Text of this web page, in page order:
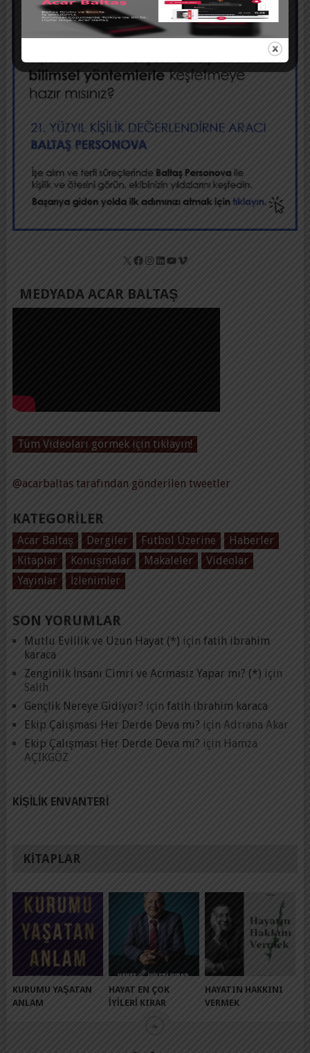
X Facebook
Instagram
LinkedIn
YouTube
Vimeo
MEDYADA ACAR BALTAŞ
Tüm Videoları görmek için tıklayın!
@acarbaltas tarafından gönderilen tweetler
KATEGORILER
Acar Baltaş Dergiler Futbol Üzerine
Haberler
Kitaplar
Konuşmalar Makaleler
Videolar
Yayınlar
İzlenimler
SON YORUMLAR
Mutlu Evlilik ve Uzun Hayat (*) için fatih ibrahim
karaca
Zenginlik İnsanı Cimri ve Acımasız Yapar mı? (*) için
Salih
Gençlik Nereye Gidiyor? için fatih ibrahim karaca
Ekip Çalışması Her Derde Deva mı? için Adrıana Akar
Ekip Çalışması Her Derde Deva mı? için Hamza
AÇIKGÖZ
KIŞILIK ENVANTERI
KITAPLAR
KURUMU YAŞATAN
ANLAM
HAYAT EN ÇOK
İYILERI KIRAR
HAYATIN HAKKINI
VERMEK